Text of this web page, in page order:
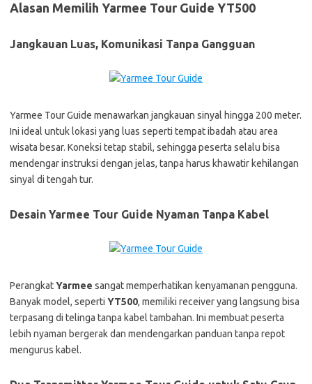
Alasan Memilih Yarmee Tour Guide YT500
Jangkauan Luas, Komunikasi Tanpa Gangguan
Yarmee Tour Guide menawarkan jangkauan sinyal hingga 200 meter.
Ini ideal untuk lokasi yang luas seperti tempat ibadah atau area
wisata besar. Koneksi tetap stabil, sehingga peserta selalu bisa
mendengar instruksi dengan jelas, tanpa harus khawatir kehilangan
sinyal di tengah tur.
Desain Yarmee Tour Guide Nyaman Tanpa Kabel
PerangkatYarmee sangat memperhatikan kenyamanan pengguna.
Banyak model, seperti YT500, memiliki receiver yang langsung bisa
terpasang di telinga tanpa kabel tambahan. Ini membuat peserta
lebih nyaman bergerak dan mendengarkan panduan tanpa repot
mengurus kabel.